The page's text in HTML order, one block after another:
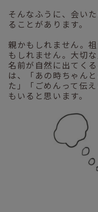
そんなふうに、会い
ることがあります。
親かもしれません。
もしれません。大切
名前が自然に出てく
は、「あの時ちゃん
た」「ごめんって伝
もいると思います。